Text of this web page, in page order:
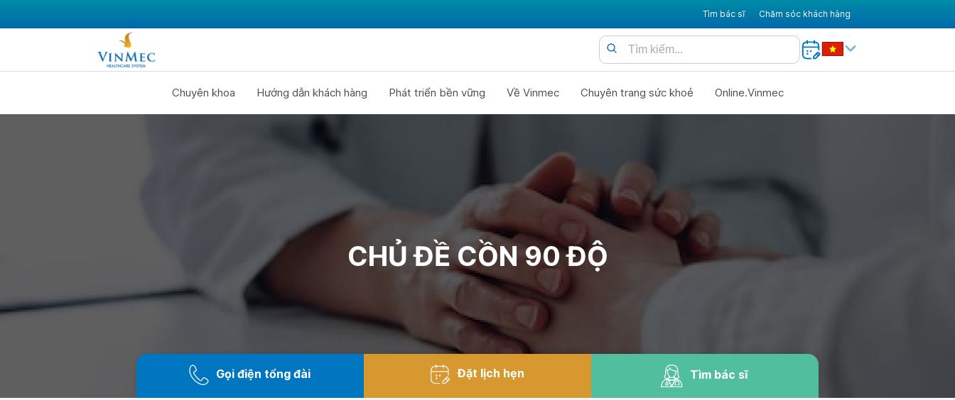
Tìm bác sĩ Chăm sóc khách hàng
Chuyên khoa Hướng dẫn khách hàng Phát triển bền vững Về Vinmec Chuyên trang sức khoẻ Online.Vinmec
CHỦ ĐỀ CỒN 90 ĐỘ
Gọi điện tổng đài Đặt lịch hẹn Tìm bác sĩ